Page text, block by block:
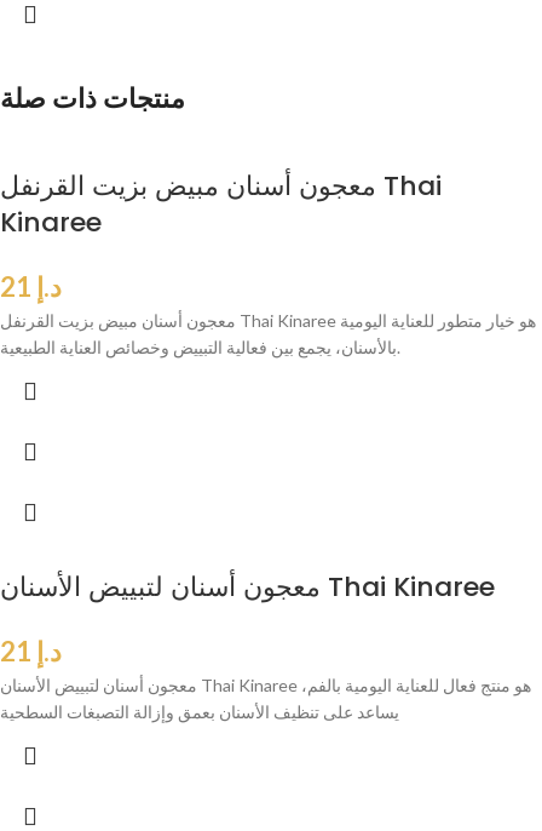
منتجات ذات صلة
معجون أسنان مبيض بزيت القرنفل Thai
Kinaree
د.إ
معجون أسنان مبيض بزيت القرنفل Thai Kinaree هو خيار متطور للعناية اليومية
بالأسنان، يجمع بين فعالية التبييض وخصائص العناية الطبيعية.
معجون أسنان لتبييض الأسنان Thai Kinaree
د.إ
معجون أسنان لتبييض الأسنان Thai Kinaree هو منتج فعال للعناية اليومية بالفم،
يساعد على تنظيف الأسنان بعمق وإزالة التصبغات السطحية